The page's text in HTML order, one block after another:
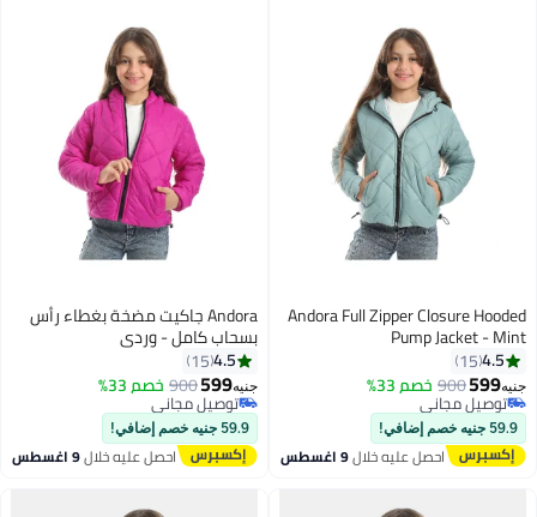
6
Andora Full Zipper Closure Hooded
Pump Jacket - Mint
4.5
15
جنيه599
900 خصم 33%
توصيل مجاني
توصيل مجاني
59.9 جنيه خصم إضافي!
احصل عليه خلال9 اغسطس
6
Andora جاكيت مضخة بغطاء رأس
بسحاب كامل - وردي
4.5
15
جنيه599
900 خصم 33%
توصيل مجاني
توصيل مجاني
59.9 جنيه خصم إضافي!
احصل عليه خلال9 اغسطس